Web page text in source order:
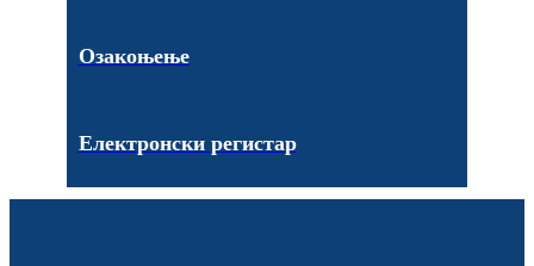
Озакоњење
Електронски регистар